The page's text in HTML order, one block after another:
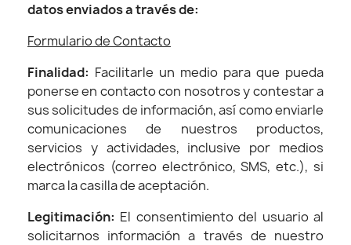
datos enviados a través de:
Formulario de Contacto
Finalidad: Facilitarle un medio para que pueda
ponerse en contacto con nosotros y contestar a
sus solicitudes de información, así como enviarle
comunicaciones de nuestros productos,
servicios y actividades, inclusive por medios
electrónicos (correo electrónico, SMS, etc.), si
marca la casilla de aceptación.
Legitimación: El consentimiento del usuario al
solicitarnos información a través de nuestro